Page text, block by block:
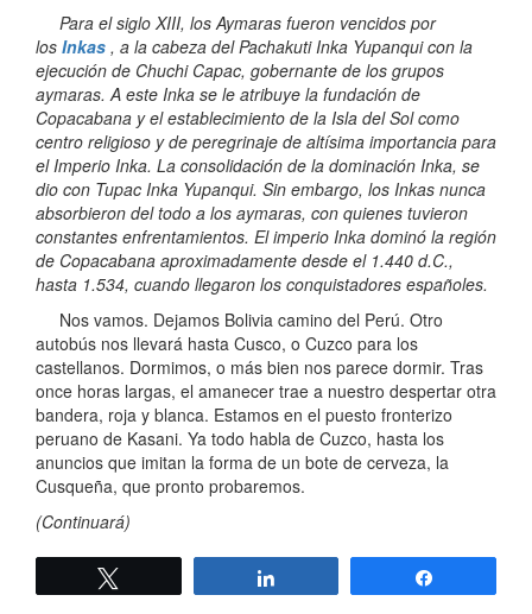
Para el siglo XIII, los Aymaras fueron vencidos por
los Inkas , a la cabeza del Pachakuti Inka Yupanqui con la
ejecución de Chuchi Capac, gobernante de los grupos
aymaras. A este Inka se le atribuye la fundación de
Copacabana y el establecimiento de la Isla del Sol como
centro religioso y de peregrinaje de altísima importancia para
el Imperio Inka. La consolidación de la dominación Inka, se
dio con Tupac Inka Yupanqui. Sin embargo, los Inkas nunca
absorbieron del todo a los aymaras, con quienes tuvieron
constantes enfrentamientos. El imperio Inka dominó la región
de Copacabana aproximadamente desde el 1.440 d.C.,
hasta 1.534, cuando llegaron los conquistadores españoles.
Nos vamos. Dejamos Bolivia camino del Perú. Otro
autobús nos llevará hasta Cusco, o Cuzco para los
castellanos. Dormimos, o más bien nos parece dormir. Tras
once horas largas, el amanecer trae a nuestro despertar otra
bandera, roja y blanca. Estamos en el puesto fronterizo
peruano de Kasani. Ya todo habla de Cuzco, hasta los
anuncios que imitan la forma de un bote de cerveza, la
Cusqueña, que pronto probaremos.
(Continuará)